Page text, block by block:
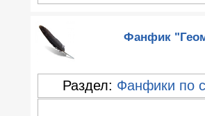
Фанфик
Раздел: Фанфики по